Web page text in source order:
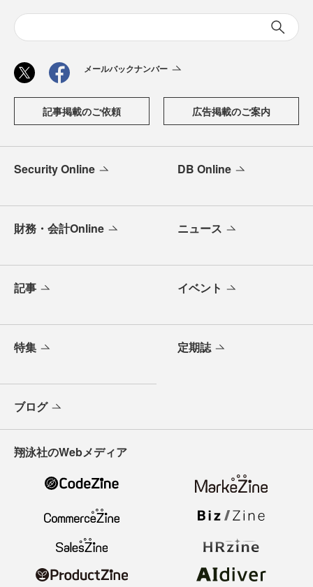
メールバックナンバー
記事掲載のご依頼 広告掲載のご案内
Security Online DB Online
財務・会計Online ニュース
記事 イベント
特集 定期誌
ブログ
翔泳社のWebメディア